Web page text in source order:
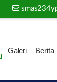
Galeri Berita